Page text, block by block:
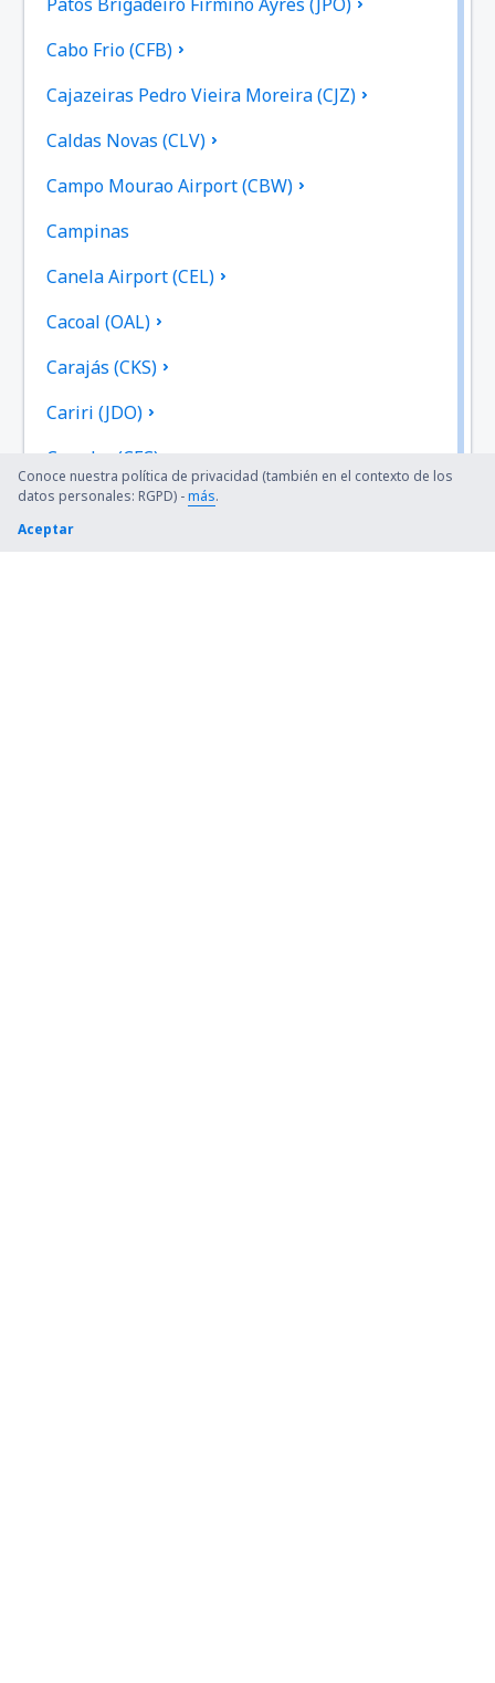
Cabo Frio (CFB)
Cajazeiras Pedro Vieira Moreira (CJZ)
Caldas Novas (CLV)
Campo Mourao Airport (CBW)
Campinas
Canela Airport (CEL)
Cacoal (OAL)
Carajás (CKS)
Cariri (JDO)
Cacador (CFC)
Cataratas (IGU)
Conoce nuestra política de privacidad (también en el contexto de los
datos personales: RGPD) -más.
Aceptar